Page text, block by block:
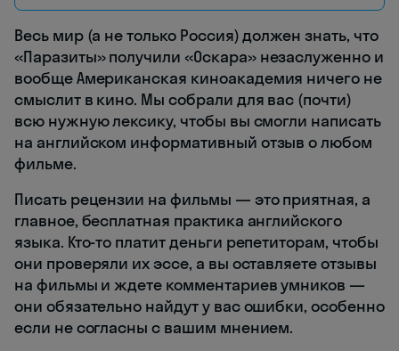
Весь мир (а не только Россия) должен знать, что
«Паразиты» получили «Оскара» незаслуженно и
вообще Американская киноакадемия ничего не
смыслит в кино. Мы собрали для вас (почти)
всю нужную лексику, чтобы вы смогли написать
на английском информативный отзыв о любом
фильме.
Писать рецензии на фильмы — это приятная, а
главное, бесплатная практика английского
языка. Кто-то платит деньги репетиторам, чтобы
они проверяли их эссе, а вы оставляете отзывы
на фильмы и ждете комментариев умников —
они обязательно найдут у вас ошибки, особенно
если не согласны с вашим мнением.